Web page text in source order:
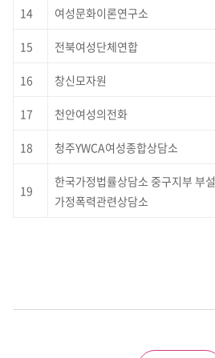
14 여성문화이론연구소
15 전북여성단체연합
16 창신모자원
17 천안여성의전화
18 청주YWCA여성종합상담소
19
한국가정법률상담소 중구지부 부설
가정폭력관련상담소